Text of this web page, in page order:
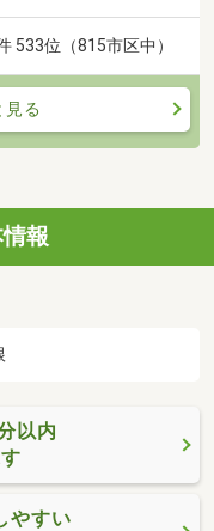
533位（815市区中）
見る
報
以内
やすい